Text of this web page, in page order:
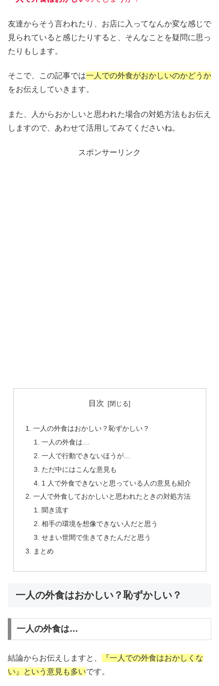
友達からそう言われたり、お店に入ってなんか変な感じで
見られていると感じたりすると、そんなことを疑問に思っ
たりもします。
そこで、この記事では一人での外食がおかしいのかどうか
をお伝えしていきます。
また、人からおかしいと思われた場合の対処方法もお伝え
しますので、あわせて活用してみてくださいね。
スポンサーリンク
目次
一人の外食はおかしい？恥ずかしい？
一人の外食は…
一人で行動できないほうが…
ただ中にはこんな意見も
1 人で外食できないと思っている人の意見も紹介
一人で外食しておかしいと思われたときの対処方法
聞き流す
相手の環境を想像できない人だと思う
せまい世間で生きてきたんだと思う
まとめ
一人の外食はおかしい？恥ずかしい？
一人の外食は…
結論からお伝えしますと、
『一人での外食はおかしくな
い』という意見も多いです。